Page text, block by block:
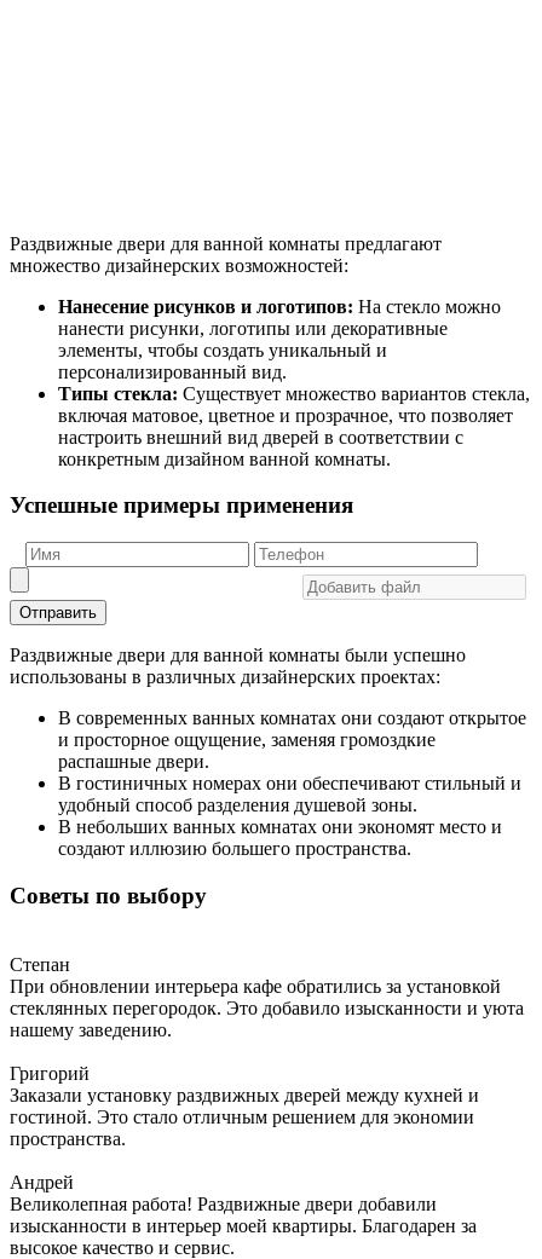
Раздвижные двери для ванной комнаты предлагают
множество дизайнерских возможностей:
Нанесение рисунков и логотипов: На стекло можно
нанести рисунки, логотипы или декоративные
элементы, чтобы создать уникальный и
персонализированный вид.
Типы стекла: Существует множество вариантов стекла,
включая матовое, цветное и прозрачное, что позволяет
настроить внешний вид дверей в соответствии с
конкретным дизайном ванной комнаты.
Успешные примеры применения
Отправить
Раздвижные двери для ванной комнаты были успешно
использованы в различных дизайнерских проектах:
В современных ванных комнатах они создают открытое
и просторное ощущение, заменяя громоздкие
распашные двери.
В гостиничных номерах они обеспечивают стильный и
удобный способ разделения душевой зоны.
В небольших ванных комнатах они экономят место и
создают иллюзию большего пространства.
Советы по выбору
Степан
При обновлении интерьера кафе обратились за установкой
стеклянных перегородок. Это добавило изысканности и уюта
нашему заведению.
Григорий
Заказали установку раздвижных дверей между кухней и
гостиной. Это стало отличным решением для экономии
пространства.
Андрей
Великолепная работа! Раздвижные двери добавили
изысканности в интерьер моей квартиры. Благодарен за
высокое качество и сервис.